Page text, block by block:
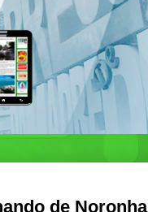
de Noronha